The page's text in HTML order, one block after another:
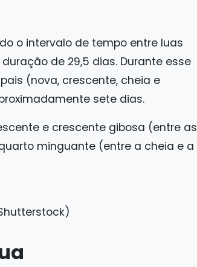
o intervalo de tempo entre luas
de 29,5 dias. Durante esse
(nova, crescente, cheia e
sete dias.
e crescente gibosa (entre as
minguante (entre a cheia e a